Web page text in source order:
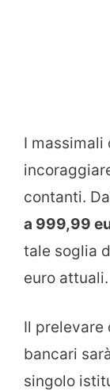
I massimali
contanti.
a 999,99
tale soglia
euro attuali.
Il prelevare
bancari
singolo